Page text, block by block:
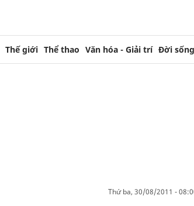
Thế giới Thể thao Văn hóa - Giải trí Đời sống
thứ ba, 30/08/2011 -